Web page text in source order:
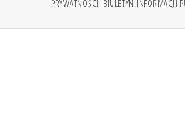
PRYWATNOŚCI BIULETYN INFORMACJI